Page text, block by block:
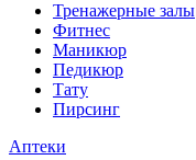
Тренажерные залы
Фитнес
Маникюр
Педикюр
Тату
Пирсинг
Аптеки